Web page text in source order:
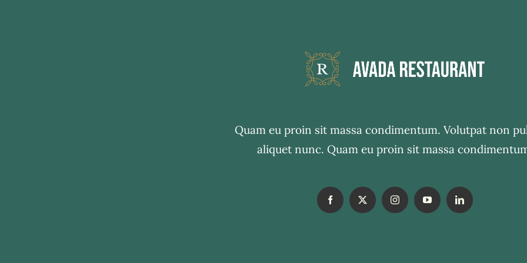
Quam eu proin sit massa condimentum. Volutpat non
aliquet nunc. Quam eu proin sit massa